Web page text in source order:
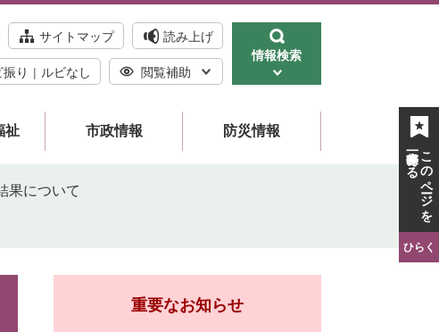
サイトマップ 読み上げ
振り ルビなし 閲覧補助
情報検索
祉 市政情報 防災情報
果について
重要なお知らせ
このページを
一時保存する
ひらく